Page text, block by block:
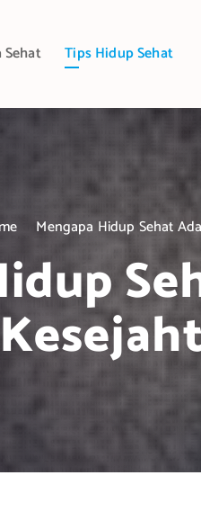
Tips Hidup Sehat
Mengapa Hidup Sehat